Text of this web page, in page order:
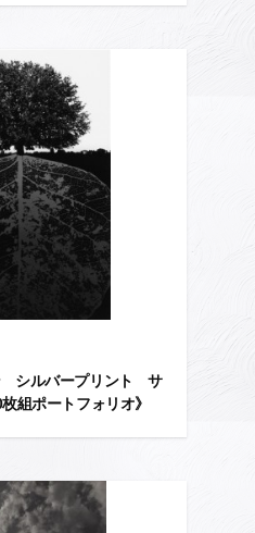
シルバープリント サ
組ポートフォリオ》